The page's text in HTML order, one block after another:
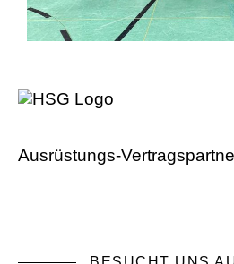
Ausrüstungs-